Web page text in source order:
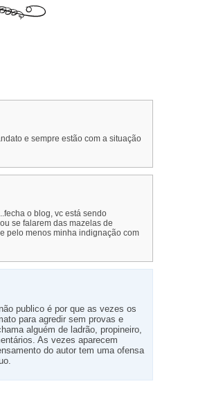
e sempre estão com a situação
o blog, vc está sendo
se falarem das mazelas de
pelo menos minha indignação com
publico é por que as vezes os
para agredir sem provas e
alguém de ladrão, propineiro,
As vezes aparecem
do autor tem uma ofensa